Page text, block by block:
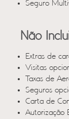
Seguro
Não
Extras de
Visitas
Taxas de
Seguros
Carta de
Autorização